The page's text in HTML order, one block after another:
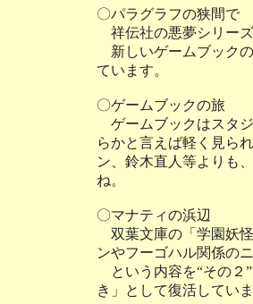
〇パラグラフの狭間で
祥伝社の悪夢シリー
新しいゲームブック
ています。
〇ゲームブックの旅
ゲームブックはスタ
らかと言えば軽く見ら
ン、鈴木直人等よりも
ね。
〇マナティの浜辺
双葉文庫の「学園妖
ンやフーゴハル関係の
という内容を“その２
き」として復活してい